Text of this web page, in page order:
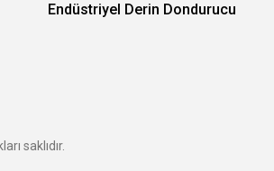
Endüstriyel Derin Dondurucu
saklıdır.